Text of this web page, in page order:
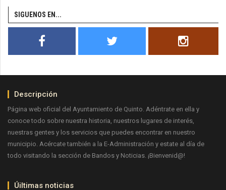
SIGUENOS EN...
Descripción
Página web oficial del Ayuntamiento de Quinto. Adéntrate en ella y
conoce todo sobre nuestra historia, nuestros lugares de interés,
nuestras gentes y los servicios que puedes encontrar en nuestro
municipio. Acércate también a la E-Administración y estate al día de
todo visitando la sección de Bandos y Noticias. ¡Bienvenid@!
Úiltimas noticias